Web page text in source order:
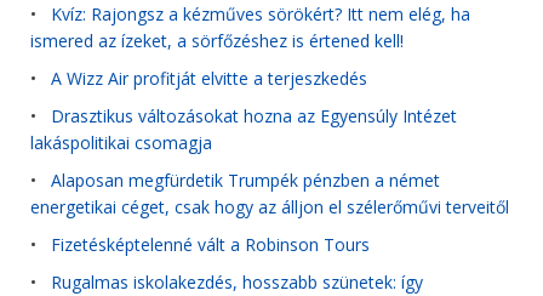
• Kvíz: Rajongsz a kézműves sörökért? Itt nem elég, ha
ismered az ízeket, a sörfőzéshez is értened kell!
• A Wizz Air profitját elvitte a terjeszkedés
• Drasztikus változásokat hozna az Egyensúly Intézet
lakáspolitikai csomagja
• Alaposan megfürdetik Trumpék pénzben a német
energetikai céget, csak hogy az álljon el szélerőművi terveitől
• Fizetésképtelenné vált a Robinson Tours
• Rugalmas iskolakezdés, hosszabb szünetek: így